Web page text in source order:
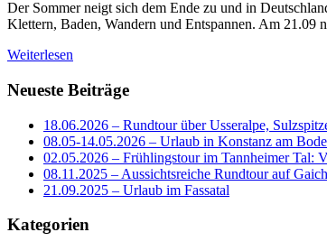
Der Sommer neigt sich dem Ende zu und in
Klettern, Baden, Wandern und Entspannen. Am
Weiterlesen
Neueste Beiträge
18.06.2026 – Rundtour über Usseralpe,
08.05-14.05.2026 – Urlaub in Konstanz am
02.05.2026 – Frühlingstour im Tannheimer Tal:
08.11.2025 – Aussichtsreiche Rundtour auf
21.09.2025 – Urlaub im Fassatal
Kategorien